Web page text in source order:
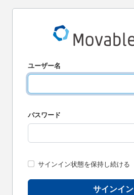
ユーザー名
パスワード
サインイン状態を保持し続ける
サインイン